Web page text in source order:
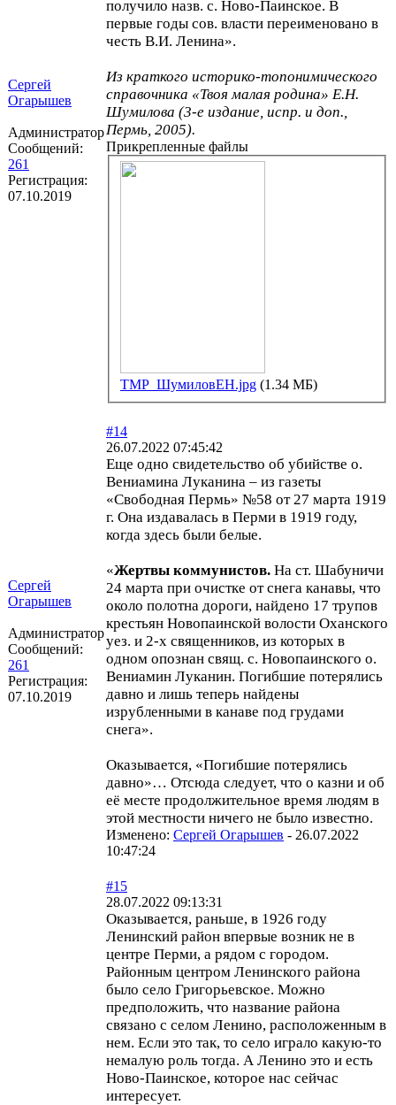
Сергей
Огарышев
Администратор
Сообщений:
261
Регистрация:
07.10.2019
получило назв. с. Ново-Паинское. В
первые годы сов. власти переименовано в
честь В.И. Ленина».
Из краткого историко-топонимического
справочника «Твоя малая родина» Е.Н.
Шумилова (3-е издание, испр. и доп.,
Пермь, 2005).
Прикрепленные файлы
ТМР_ШумиловЕН.jpg (1.34 МБ)
Сергей
Огарышев
Администратор
Сообщений:
261
Регистрация:
07.10.2019
#14
26.07.2022 07:45:42
Еще одно свидетельство об убийстве о.
Вениамина Луканина – из газеты
«Свободная Пермь» №58 от 27 марта 1919
г. Она издавалась в Перми в 1919 году,
когда здесь были белые.
«Жертвы коммунистов. На ст. Шабуничи
24 марта при очистке от снега канавы, что
около полотна дороги, найдено 17 трупов
крестьян Новопаинской волости Оханского
уез. и 2-х священников, из которых в
одном опознан свящ. с. Новопаинского о.
Вениамин Луканин. Погибшие потерялись
давно и лишь теперь найдены
изрубленными в канаве под грудами
снега».
Оказывается, «Погибшие потерялись
давно»… Отсюда следует, что о казни и об
её месте продолжительное время людям в
этой местности ничего не было известно.
Изменено: Сергей Огарышев - 26.07.2022
10:47:24
#15
28.07.2022 09:13:31
Оказывается, раньше, в 1926 году
Ленинский район впервые возник не в
центре Перми, а рядом с городом.
Районным центром Ленинского района
было село Григорьевское. Можно
предположить, что название района
связано с селом Ленино, расположенным в
нем. Если это так, то село играло какую-то
немалую роль тогда. А Ленино это и есть
Ново-Паинское, которое нас сейчас
интересует.